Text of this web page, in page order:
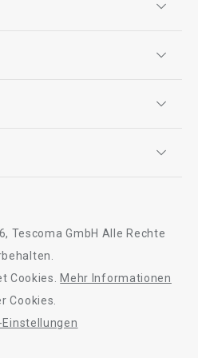
Linie SteelCRAFT
Tescoma GmbH Alle Rechte
Cookies.
Mehr Informationen
Cookies.
Einstellungen